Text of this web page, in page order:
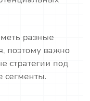
разные
поэтому важно
стратегии под
сегменты.